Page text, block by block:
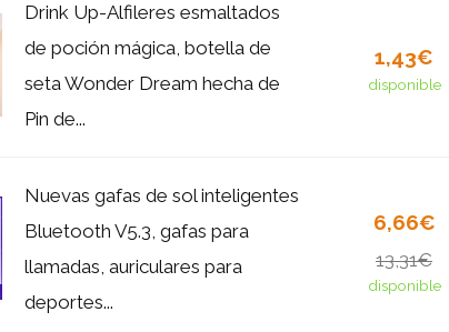
Drink Up-Alfileres esmaltados
de poción mágica, botella de
seta Wonder Dream hecha de
Pin de...
1,43€
disponible
Nuevas gafas de sol inteligentes
Bluetooth V5.3, gafas para
llamadas, auriculares para
deportes...
6,66€
13,31€
disponible